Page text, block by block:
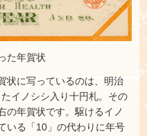
た年賀状
状に写っているのは、明治
イノシシ入り十円札。その
の年賀状です。駆けるイノ
いる「10」の代わりに年号